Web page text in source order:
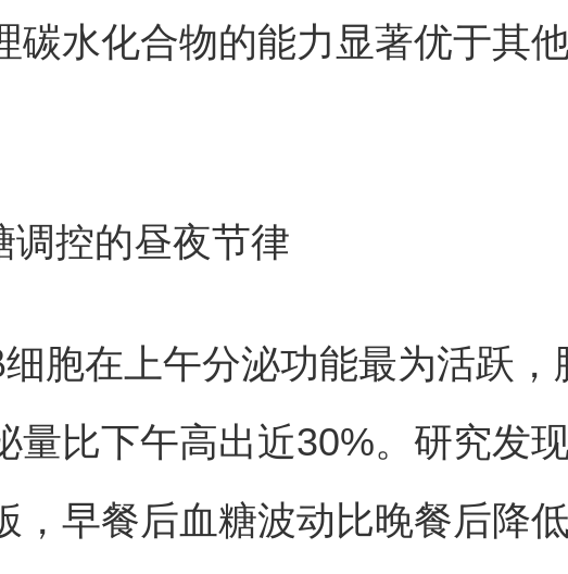
碳水化合物的能力显著优于其
调控的昼夜节律
胞在上午分泌功能最为活跃，
量比下午高出近30%。研究发
，早餐后血糖波动比晚餐后降